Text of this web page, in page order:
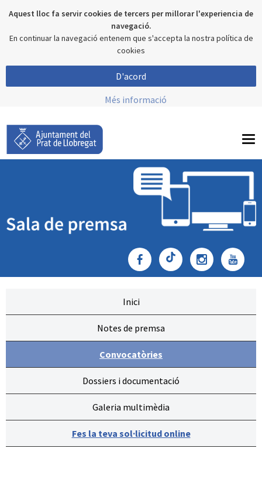
Aquest lloc fa servir cookies de tercers per millorar l'experiencia de
navegació.
En continuar la navegació entenem que s'accepta la nostra política de
cookies
D'acord
Més informació
Inici
Notes de premsa
Convocatòries
Dossiers i documentació
Galeria multimèdia
Fes la teva sol·licitud online